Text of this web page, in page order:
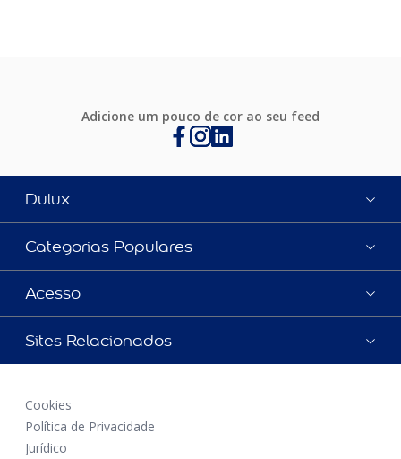
Adicione um pouco de cor ao seu feed
Dulux
Categorias Populares
Acesso
Sites Relacionados
Cookies
Política de Privacidade
Jurídico